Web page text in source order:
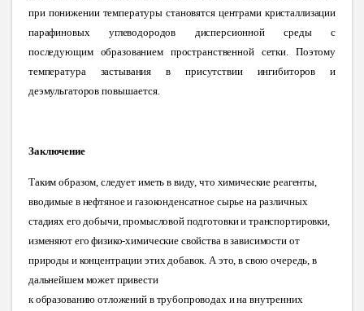
при понижении температуры становятся центрами кристаллизации
парафиновых углеводородов дисперсионной среды с
последующим образованием пространственной сетки. Поэтому
температура застывания в присутствии ингибиторов и
деэмульгаторов повышается.
Заключение
Таким образом, следует иметь в виду, что химические реагенты,
вводимые в нефтяное и газоконденсатное сырье на различных
стадиях его добычи, промысловой подготовки и транспортировки,
изменяют его физико-химические свойства в зависимости от
природы и концентрации этих добавок. А это, в свою очередь, в
дальнейшем может привести
к образованию отложений в трубопроводах и на внутренних